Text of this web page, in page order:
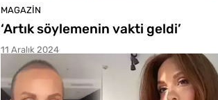
MAGAZIN
‘Artık söylemenin vakti geldi’
11 Aralık 2024